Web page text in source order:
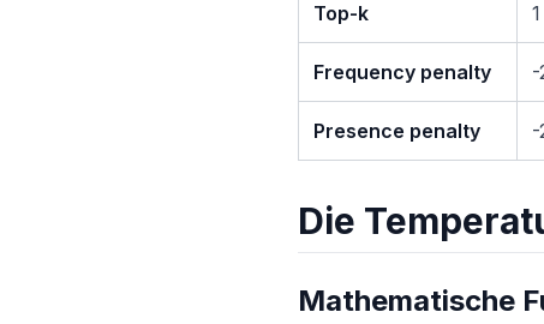
Top-k
Frequency penalty -
Presence penalty -
Die
Mathematische